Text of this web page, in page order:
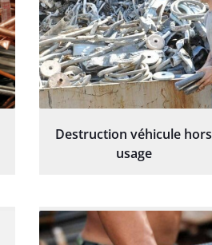
Destruction véhicule hors
usage